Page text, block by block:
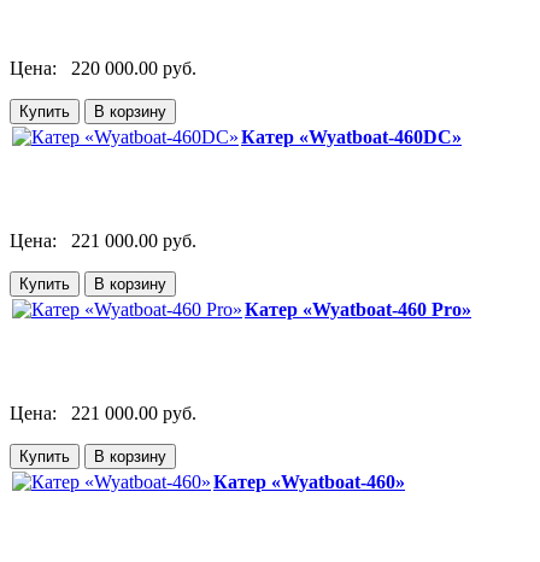
Цена: 220 000.00 руб.
Катер «Wyatboat-460DC»
Цена: 221 000.00 руб.
Катер «Wyatboat-460 Pro»
Цена: 221 000.00 руб.
Катер «Wyatboat-460»